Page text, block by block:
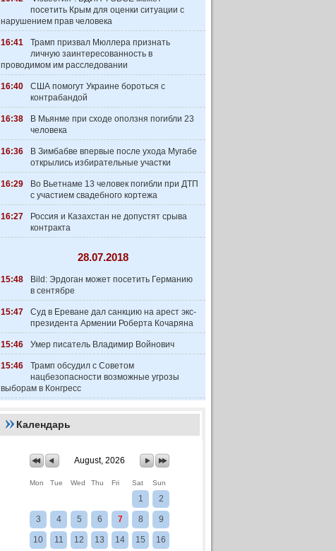
посетить Крым для оценки ситуации с
нарушением прав человека
16:41
Трамп призвал Мюллера признать
личную заинтересованность в
проводимом им расследовании
16:40
США помогут Украине бороться с
контрабандой
16:38
В Мьянме при сходе оползня погибли 23
человека
16:36
В Зимбабве впервые после ухода Мугабе
открылись избирательные участки
16:29
Во Вьетнаме 13 человек погибли при ДТП
с участием свадебного кортежа
16:27
Россия и Казахстан не допустят срыва
контракта
28.07.2018
15:48
Bild: Эрдоган может посетить Германию
в сентябре
15:47
Суд в Ереване дал санкцию на арест экс-
президента Армении Роберта Кочаряна
15:46 Умер писатель Владимир Войнович
15:46
Трамп обсудил с Советом
нацбезопасности возможные угрозы
выборам в Конгресс
Календарь
August, 2026
Mon Tue Wed Thu Fri Sat Sun
1 2
3 4 5 6 7 8 9
10 11 12 13 14 15 16